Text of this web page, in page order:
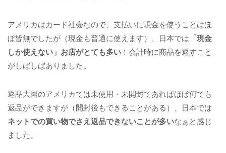
アメリカはカード社会なので、支払いに現金を使うことはほ
ぼ皆無でしたが（現金も普通に使えます）、日本では 「現金
しか使えない」お店がとても多い ！会計時に商品を返すこと
がしばしばありました。
返品大国のアメリカでは未使用・未開封であればほぼ何でも
返品ができますが（開封後もできることがある）、日本では
ネットでの買い物でさえ返品できないことが多いなぁと感じ
ました。